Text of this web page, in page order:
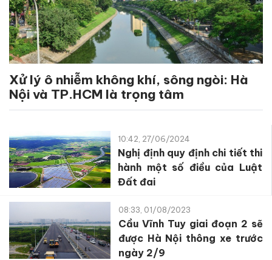
Xử lý ô nhiễm không khí, sông ngòi: Hà
Nội và TP.HCM là trọng tâm
10:42, 27/06/2024
Nghị định quy định chi tiết thi
hành một số điều của Luật
Đất đai
08:33, 01/08/2023
Cầu Vĩnh Tuy giai đoạn 2 sẽ
được Hà Nội thông xe trước
ngày 2/9